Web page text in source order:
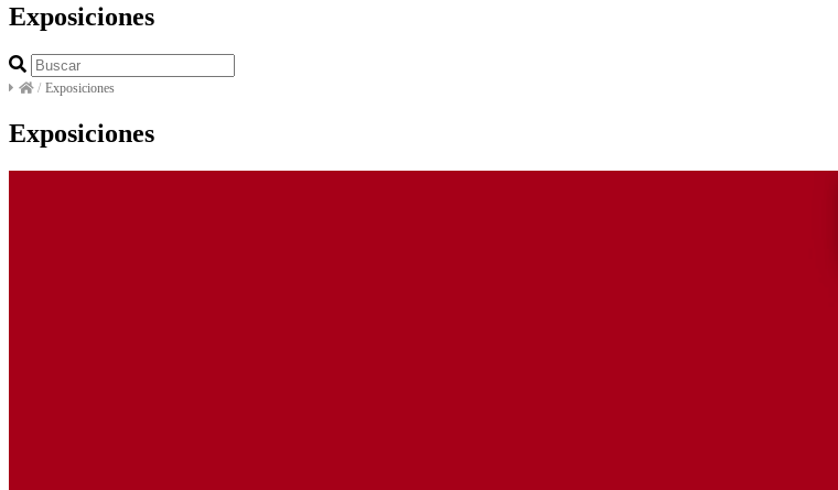
Exposiciones
/ Exposiciones
Exposiciones